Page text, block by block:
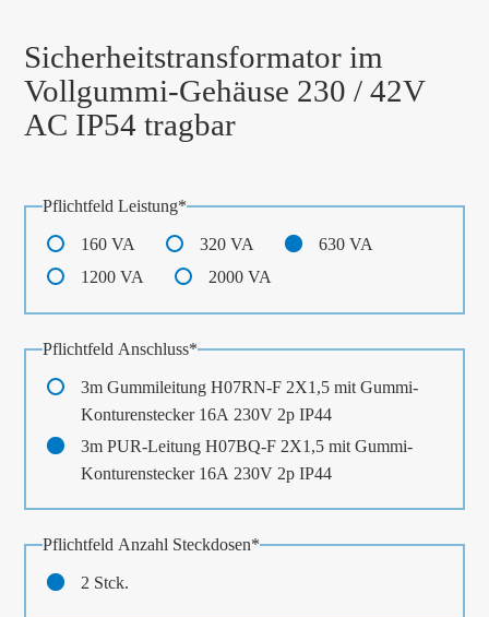
Sicherheitstransformator im
Vollgummi-Gehäuse 230 / 42V
AC IP54 tragbar
PflichtfeldLeistung*
160 VA 320 VA
630 VA
1200 VA
2000 VA
Pflichtfeld Anschluss*
3m Gummileitung H07RN-F 2X1,5 mit Gummi-
Konturenstecker 16A 230V 2p IP44
3m PUR-Leitung H07BQ-F 2X1,5 mit Gummi-
Konturenstecker 16A 230V 2p IP44
Pflichtfeld Anzahl Steckdosen*
2 Stck.